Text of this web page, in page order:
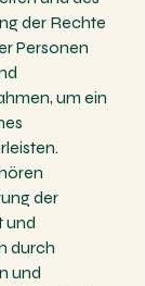
der Rechte
Personen
um ein
der
und
durch
und